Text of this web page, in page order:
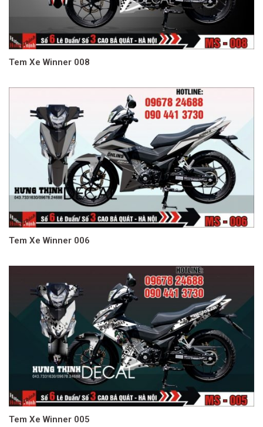
Tem Xe Winner 008
Tem Xe Winner 006
Tem Xe Winner 005